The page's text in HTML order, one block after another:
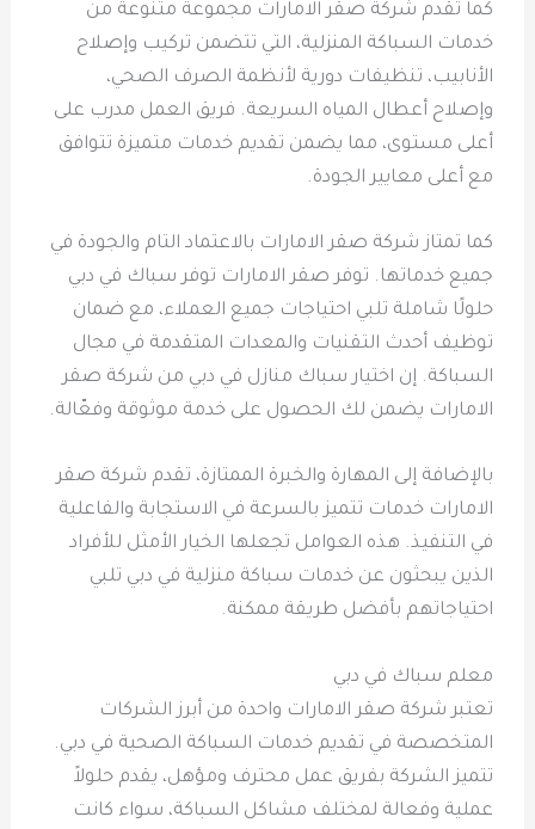
كما تقدم شركة صقر الامارات مجموعة متنوعة من
خدمات السباكة المنزلية، التي تتضمن تركيب وإصلاح
الأنابيب، تنظيفات دورية لأنظمة الصرف الصحي،
وإصلاح أعطال المياه السريعة. فريق العمل مدرب على
أعلى مستوى، مما يضمن تقديم خدمات متميزة تتوافق
مع أعلى معايير الجودة.
كما تمتاز شركة صقر الامارات بالاعتماد التام والجودة في
جميع خدماتها. توفر صقر الامارات توفر سباك في دبي
حلولًا شاملة تلبي احتياجات جميع العملاء، مع ضمان
توظيف أحدث التقنيات والمعدات المتقدمة في مجال
السباكة. إن اختيار سباك منازل في دبي من شركة صقر
الامارات يضمن لك الحصول على خدمة موثوقة وفعّالة.
بالإضافة إلى المهارة والخبرة الممتازة، تقدم شركة صقر
الامارات خدمات تتميز بالسرعة في الاستجابة والفاعلية
في التنفيذ. هذه العوامل تجعلها الخيار الأمثل للأفراد
الذين يبحثون عن خدمات سباكة منزلية في دبي تلبي
احتياجاتهم بأفضل طريقة ممكنة.
معلم سباك في دبي
تعتبر شركة صقر الامارات واحدة من أبرز الشركات
المتخصصة في تقديم خدمات السباكة الصحية في دبي.
تتميز الشركة بفريق عمل محترف ومؤهل، يقدم حلولاً
عملية وفعالة لمختلف مشاكل السباكة، سواء كانت